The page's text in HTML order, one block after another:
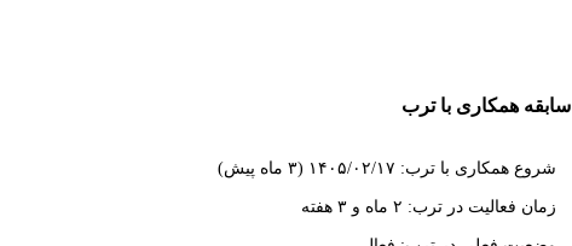
سابقه همکاری با ترب
شروع همکاری با ترب: ۱۴۰۵/۰۲/۱۷ (۳ ماه پیش)
زمان فعالیت در ترب: ۲ ماه و ۳ هفته